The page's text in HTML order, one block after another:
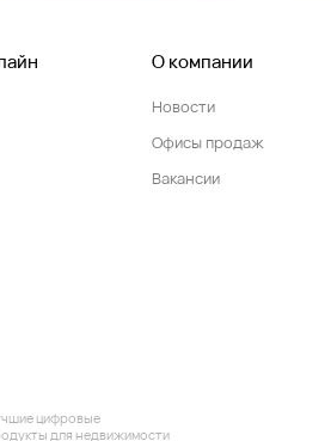
О компании
Новости
Офисы продаж
Вакансии
цифровые
для недвижимости